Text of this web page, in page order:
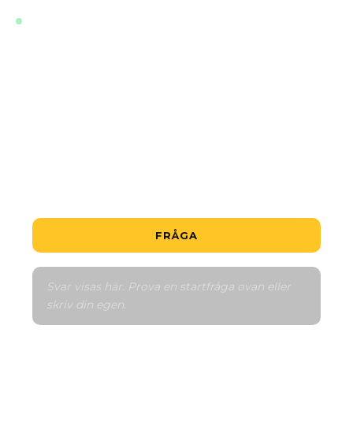
FRÅGA
Svar visas här. Prova en startfråga ovan eller
skriv din egen.